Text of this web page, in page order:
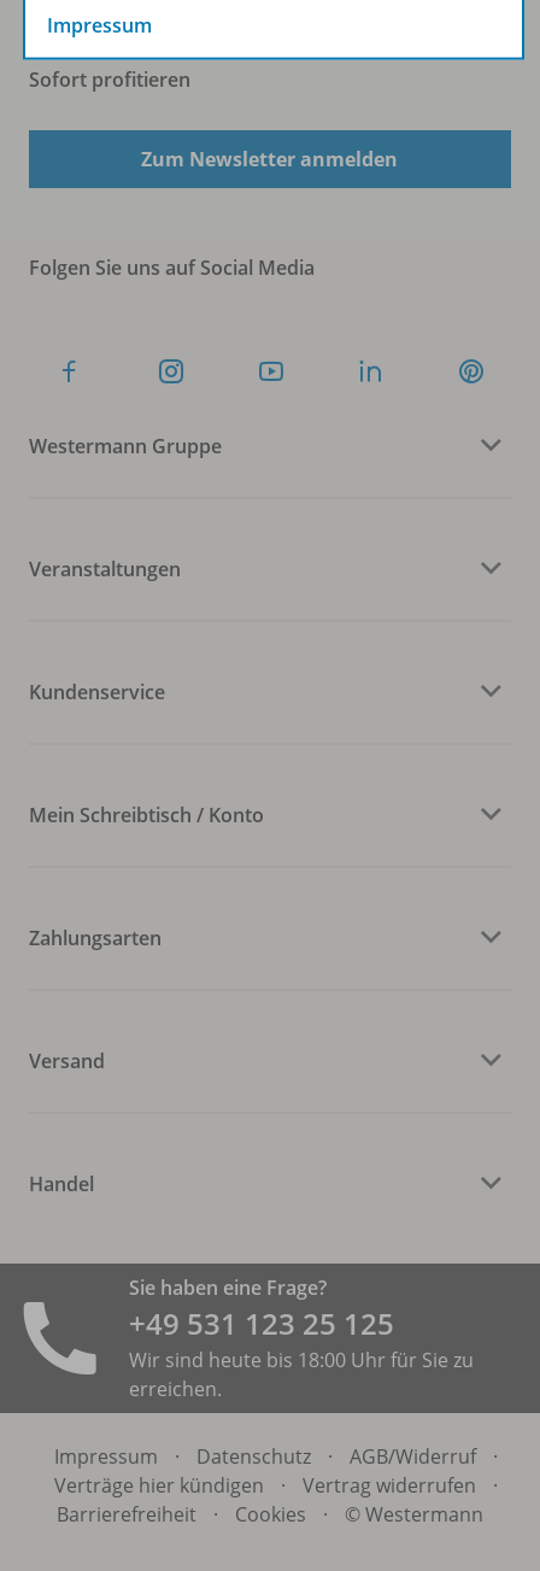
Sofort profitieren
Zum Newsletter anmelden
Folgen Sie uns auf Social Media
Westermann Gruppe
Veranstaltungen
Kundenservice
Mein Schreibtisch / Konto
Zahlungsarten
Versand
Handel
Sie haben eine Frage?
+49 531 ­123 25 125
Wir sind heute bis 18:00 Uhr für Sie zu
erreichen.
Impressum · Datenschutz · AGB/Widerruf
·
Verträge hier kündigen
· Vertrag widerrufen
·
Barrierefreiheit
· Cookies · © Westermann
Impressum